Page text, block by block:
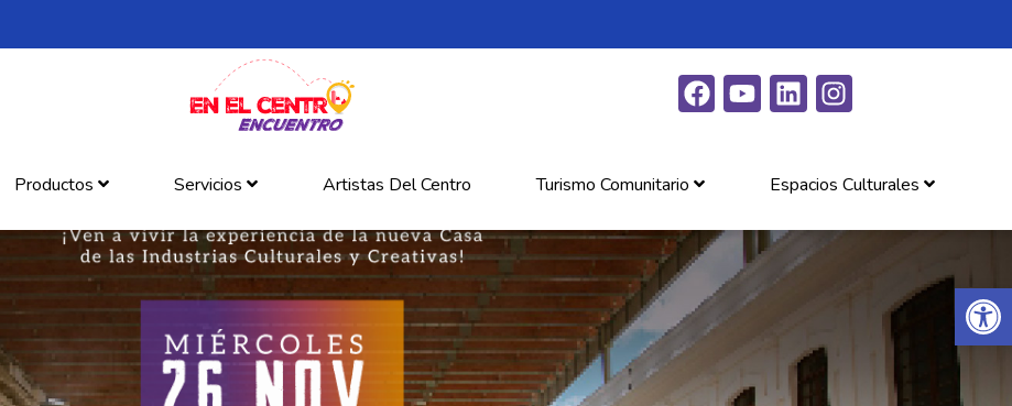
Abrir
Productos Servicios Artistas Del Centro Turismo Comunitario Espacios Culturales